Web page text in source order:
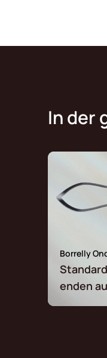
In der
Borrelly
enden